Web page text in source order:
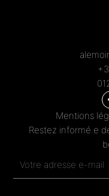
Mentions
Restez informé.e